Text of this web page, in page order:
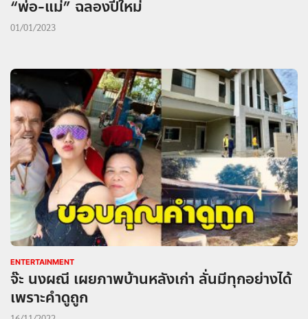
“พ่อ-แม่” ฉลองปีใหม่
01/01/2023
ENTERTAINMENT
จ๊ะ นงผณี เผยภาพบ้านหลังเก่า ลั่นมีทุกอย่างได้
เพราะคำดูถูก